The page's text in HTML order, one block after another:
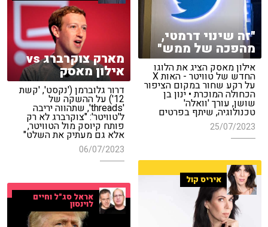
"זה שינוי דרמטי,
מהפכה של ממש"
אילון מאסק הציג את הלוגו
החדש של טוויטר - האות X
על רקע שחור במקום הציפור
הכחולה המוכרת • ינון בן
שושן, עורך 'וואלה'
טכנולוגיה, שיתף בפרטים
25/07/2023
מארק צוקרברג vs
אילון מאסק
דרור גלוברמן ('נקסט', 'קשת
12') על ההשקה של
'threads', שתהווה יריבה
ל'טוויטר': "צוקרברג לא רק
פותח קיוסק מול הטוויטר,
אלא גם מעתיק את השלט"
06/07/2023
איריס קול
אראל סג"ל וחיים
לוינסון